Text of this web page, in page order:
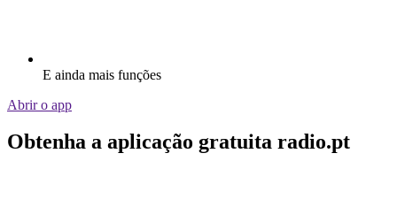
E ainda mais funções
Abrir o app
Obtenha a aplicação gratuita radio.pt